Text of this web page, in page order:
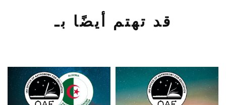
قد تهتم أيضًا بـ